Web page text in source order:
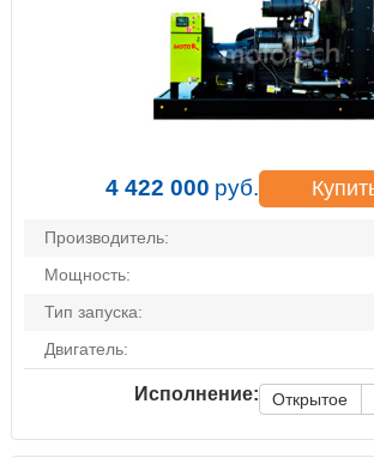
4 422 000 руб.
Производитель:
Мощность:
Тип запуска:
Двигатель:
Исполнение: Открытое